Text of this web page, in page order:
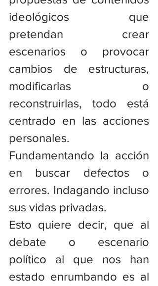
ideológicos que
pretendan crear
escenarios o provocar
cambios de estructuras,
modificarlas o
reconstruirlas, todo está
centrado en las acciones
personales.
Fundamentando la acción
en buscar defectos o
errores. Indagando incluso
sus vidas privadas.
Esto quiere decir, que al
debate o escenario
político al que nos han
estado enrumbando es al